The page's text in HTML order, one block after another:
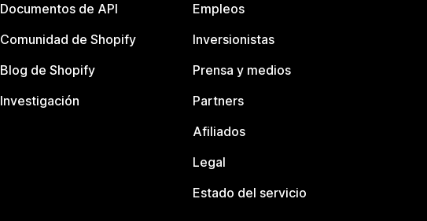
Documentos de API
Comunidad de Shopify
Blog de Shopify
Investigación
Empleos
Inversionistas
Prensa y medios
Partners
Afiliados
Legal
Estado del servicio